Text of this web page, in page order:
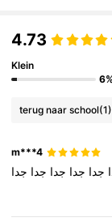
4.89
4.73
Klein
terug naar school(1)
m***4
جدا جدا جدا جدا جدا